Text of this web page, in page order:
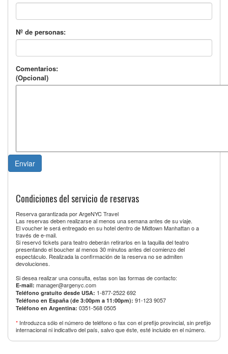
Nº de personas:
Comentarios:
(Opcional)
Condiciones del servicio de reservas
Reserva garantizada por ArgeNYC Travel
Las reservas deben realizarse al menos una semana antes de su viaje.
El voucher le será entregado en su hotel dentro de Midtown Manhattan o a
través de e-mail.
Si reservó tickets para teatro deberán retirarlos en la taquilla del teatro
presentando el boucher al menos 30 minutos antes del comienzo del
espectáculo. Realizada la confirmación de la reserva no se admiten
devoluciones.
Si desea realizar una consulta, estas son las formas de contacto:
E-mail: manager@argenyc.com
Teléfono gratuito desde USA: 1-877-2522 692
Teléfono en España (de 3:00pm a 11:00pm): 91-123 9057
Teléfono en Argentina: 0351-568 0505
* Introduzca sólo el número de teléfono o fax con el prefijo provincial, sin prefijo
internacional ni indicativo del país, salvo que éste, esté incluido en el número.